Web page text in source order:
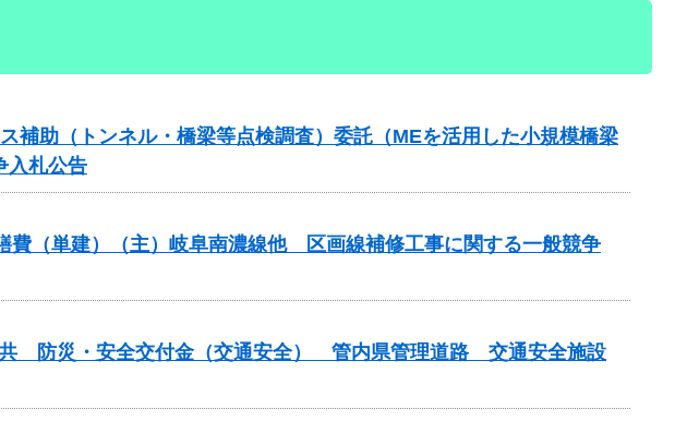
助（トンネル・橋梁等点検調査）委託（MEを活用した小規模橋梁
入札公告
（単建）（主）岐阜南濃線他 区画線補修工事に関する一般競争
防災・安全交付金（交通安全） 管内県管理道路 交通安全施設